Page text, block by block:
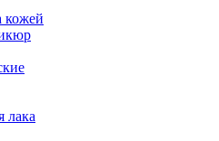
кожей
лака